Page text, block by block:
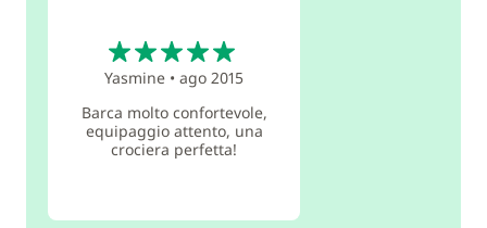
Yasmine •ago 2015
Barca molto confortevole,
equipaggio attento, una
crociera perfetta!